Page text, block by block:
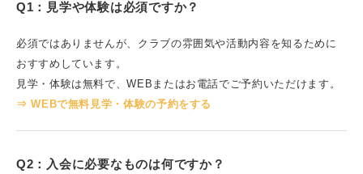
Q1：見学や体験は必須ですか？
必須ではありませんが、クラブの雰囲気や活動内容を知るために
おすすめしています。
見学・体験は無料で、WEBまたはお電話でご予約いただけます。
⇒ WEBで無料見学・体験の予約をする
Q2：入会に必要なものは何ですか？